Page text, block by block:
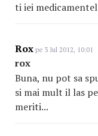
ti iei
Rox pe 3 Iul 2012, 10:01
rox
Buna, nu pot sa
si mai mult il las
meriti...